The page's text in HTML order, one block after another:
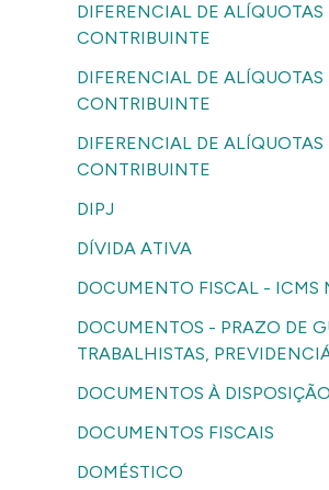
DIFERENCIAL DE
CONTRIBUINTE
DIFERENCIAL DE
CONTRIBUINTE
DIFERENCIAL DE
CONTRIBUINTE
DIPJ
DÍVIDA ATIVA
DOCUMENTO FISCAL - ICMS
DOCUMENTOS - PRAZO DE
TRABALHISTAS,
DOCUMENTOS À
DOCUMENTOS FISCAIS
DOMÉSTICO